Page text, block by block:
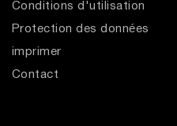
Conditions d'utilisation
Protection des données
imprimer
Contact